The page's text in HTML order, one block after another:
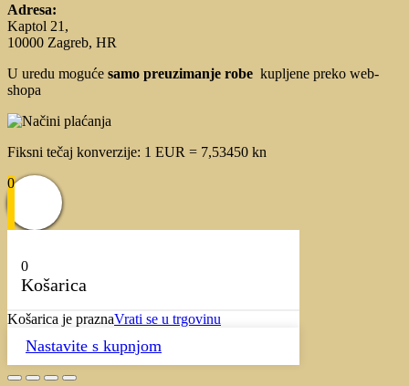
Adresa:
Kaptol 21,
10000 Zagreb, HR
U uredu moguće samo preuzimanje robe kupljene preko web-
shopa
Fiksni tečaj konverzije: 1 EUR = 7,53450 kn
0
0
Košarica
Košarica je praznaVrati se u trgovinu
Nastavite s kupnjom